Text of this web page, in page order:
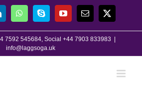
WhatsAppSkype YouTubeEmail X
7592 545684, Social +44 7903 833983
info@laggsoga.uk